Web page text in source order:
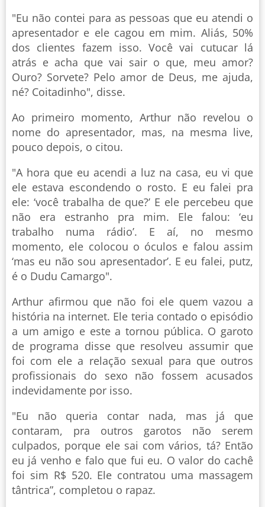
"Eu não contei para as pessoas que eu atendi o
apresentador e ele cagou em mim. Aliás, 50%
dos clientes fazem isso. Você vai cutucar lá
atrás e acha que vai sair o que, meu amor?
Ouro? Sorvete? Pelo amor de Deus, me ajuda,
né? Coitadinho", disse.
Ao primeiro momento, Arthur não revelou o
nome do apresentador, mas, na mesma live,
pouco depois, o citou.
"A hora que eu acendi a luz na casa, eu vi que
ele estava escondendo o rosto. E eu falei pra
ele: ‘você trabalha de que?’ E ele percebeu que
não era estranho pra mim. Ele falou: ‘eu
trabalho numa rádio’. E aí, no mesmo
momento, ele colocou o óculos e falou assim
‘mas eu não sou apresentador’. E eu falei, putz,
é o Dudu Camargo".
Arthur afirmou que não foi ele quem vazou a
história na internet. Ele teria contado o episódio
a um amigo e este a tornou pública. O garoto
de programa disse que resolveu assumir que
foi com ele a relação sexual para que outros
profissionais do sexo não fossem acusados
indevidamente por isso.
"Eu não queria contar nada, mas já que
contaram, pra outros garotos não serem
culpados, porque ele sai com vários, tá? Então
eu já venho e falo que fui eu. O valor do cachê
foi sim R$ 520. Ele contratou uma massagem
tântrica”, completou o rapaz.